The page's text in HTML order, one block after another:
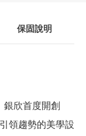
保固說明
銀欣首度開創
領趨勢的美學設